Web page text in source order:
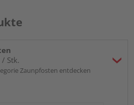
Stk.
Zaunpfosten entdecken